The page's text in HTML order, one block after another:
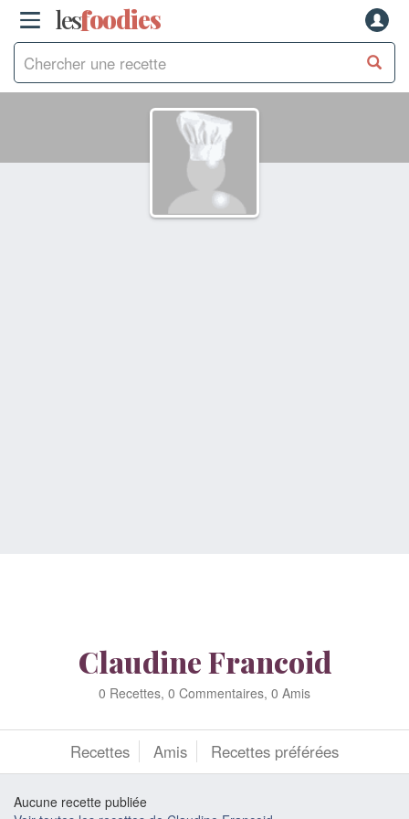
lesfoodies
Claudine Francoid
0 Recettes, 0 Commentaires, 0 Amis
Recettes Amis Recettes préférées
Aucune recette publiée